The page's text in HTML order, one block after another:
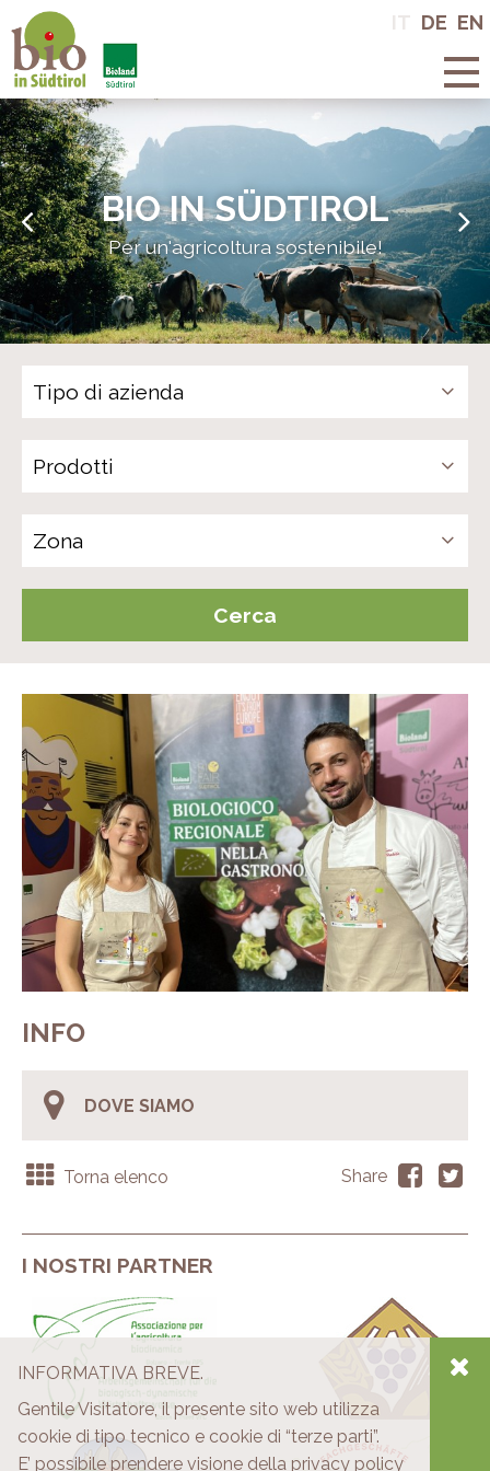
Bio in Alto
Adige
IT DE EN
BIO IN SÜDTIROL
Per un'agricoltura sostenibile!
Prodotti
INFO
DOVE SIAMO
Torna elenco Share
I NOSTRI PARTNER
INFORMATIVA BREVE.
Gentile Visitatore, il presente sito web utilizza
cookie di tipo tecnico e cookie di “terze parti”.
E’ possibile prendere visione della privacy policy